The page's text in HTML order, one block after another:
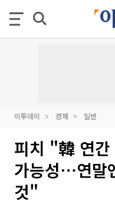
이투데이 경제 일반
피치 "韓 연간
가능성⋯연말
것"